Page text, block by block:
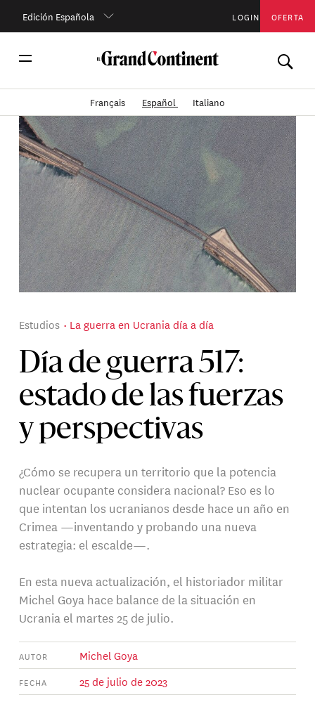
Edición Española LOGIN OFERTA
Français Español Italiano
Día de guerra 517:
estado de las fuerzas
y perspectivas
Estudios La guerra en Ucrania día a día
¿Cómo se recupera un territorio que la potencia
nuclear ocupante considera nacional? Eso es lo
que intentan los ucranianos desde hace un año en
Crimea —inventando y probando una nueva
estrategia: el escalde—.
En esta nueva actualización, el historiador militar
Michel Goya hace balance de la situación en
Ucrania el martes 25 de julio.
AUTOR Michel Goya
FECHA 25 de julio de 2023